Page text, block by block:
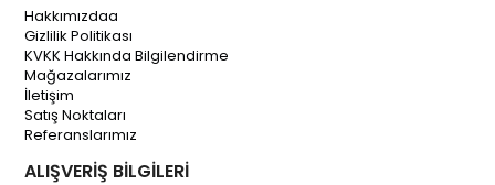
Hakkımızdaa
Gizlilik Politikası
KVKK Hakkında Bilgilendirme
Mağazalarımız
İletişim
Satış Noktaları
Referanslarımız
ALIŞVERİŞ BİLGİLERİ